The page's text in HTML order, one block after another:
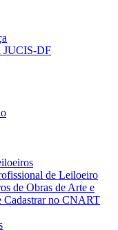
JUCIS-DF
de Leiloeiro
de Obras de Arte e
Cadastrar no CNART